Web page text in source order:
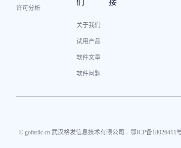
许可分析
关于我们
试用产品
软件文章
软件问题
© gofarlic.cn 武汉格发信息技术有限公司 - 鄂ICP备18026411